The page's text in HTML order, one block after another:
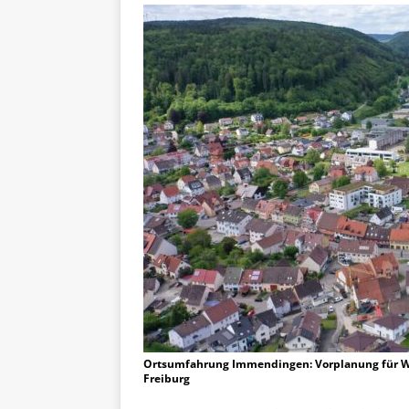
Ortsumfahrung Immendingen: Vorplanung für
Freiburg